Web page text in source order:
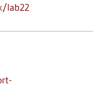
lab22